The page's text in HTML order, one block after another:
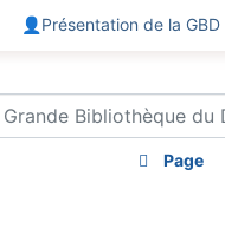
👤Présentation de la GBD
Page